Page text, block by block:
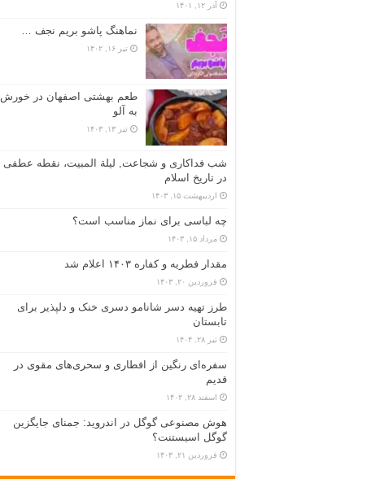
آذر ۱۲, ۱۴۰۱
نماهنگ پاشو بریم نجف …
تیر ۱۶, ۱۴۰۲
طعم بهشتی اصفهان در خورش
به آلو
تیر ۱۳, ۱۴۰۳
شب فداکاری و شجاعت, لیلة المبیت، نقطه عطفی
در تاریخ اسلام
اردیبهشت ۱۵, ۱۴۰۳
چه لباسی برای نماز مناسب است؟
مرداد ۱۵, ۱۴۰۳
مقدار فطریه و کفاره ۱۴۰۳ اعلام شد
فروردین ۲۰, ۱۴۰۳
طرز تهیه دسر شانامو دسری خنک و دلپذیر برای
تابستان
تیر ۲۸, ۱۴۰۴
سفره‌ای رنگین از افطاری و سحری‌های مقوی در
قدیم
اسفند ۲۸, ۱۴۰۲
هوش مصنوعی گوگل در اندروید: جمنای جایگزین
گوگل اسیستنت؟
فروردین ۲۱, ۱۴۰۳